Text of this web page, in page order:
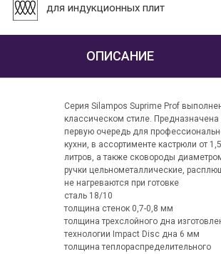
для индукционных плит
ОПИСАНИЕ
Серия Silampos Suprime Prof
клас­сическом стиле. Предназначена
первую очередь для
кухни, в ассортименте кастрюли от
литров, а также сковороды
ручки цельнометаллические,
не нагреваются при готовке
сталь 18/10
толщина стенок 0,7-0,8 мм
толщина трехслойного дна
технологии Impact Disc дна 6 мм
толщина теплораспределительного